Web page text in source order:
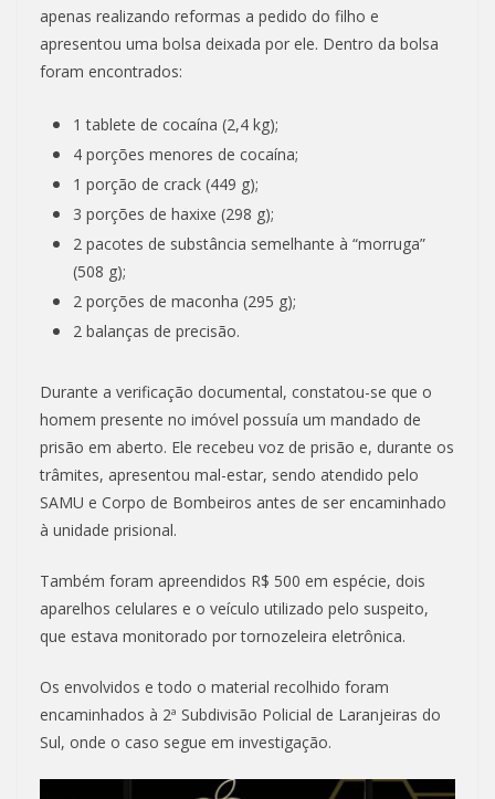
apenas realizando reformas a pedido do filho e
apresentou uma bolsa deixada por ele. Dentro da bolsa
foram encontrados:
1 tablete de cocaína (2,4 kg);
4 porções menores de cocaína;
1 porção de crack (449 g);
3 porções de haxixe (298 g);
2 pacotes de substância semelhante à “morruga”
(508 g);
2 porções de maconha (295 g);
2 balanças de precisão.
Durante a verificação documental, constatou-se que o
homem presente no imóvel possuía um mandado de
prisão em aberto. Ele recebeu voz de prisão e, durante os
trâmites, apresentou mal-estar, sendo atendido pelo
SAMU e Corpo de Bombeiros antes de ser encaminhado
à unidade prisional.
Também foram apreendidos R$ 500 em espécie, dois
aparelhos celulares e o veículo utilizado pelo suspeito,
que estava monitorado por tornozeleira eletrônica.
Os envolvidos e todo o material recolhido foram
encaminhados à 2ª Subdivisão Policial de Laranjeiras do
Sul, onde o caso segue em investigação.